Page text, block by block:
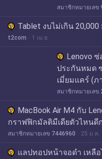
สมาชิกหมายเลข
Tablet งบไม่เกิน
t2com 1 เม.ย.
Lenovo
ประกันหมด
เมี่ยมแคร์ (
สมาชิกหมายเลข
MacBook Air M4 กับ
กราฟฟิกมัลติมีเดียตัวไหนดี
สมาชิกหมายเลข 7446960 25 ม.ค.
แลปทอปหน้าจอดำ เหลือ